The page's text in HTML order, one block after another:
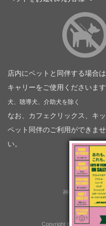
店内にペットと同伴する場合
キャリーをご使用くださいま
犬、聴導犬、介助犬を除く
なお、カフェクリックス、キ
ペット同伴のご利用ができま
い。
神奈川トヨタ
トヨタモ
株式会社会
Copyright © GOOD